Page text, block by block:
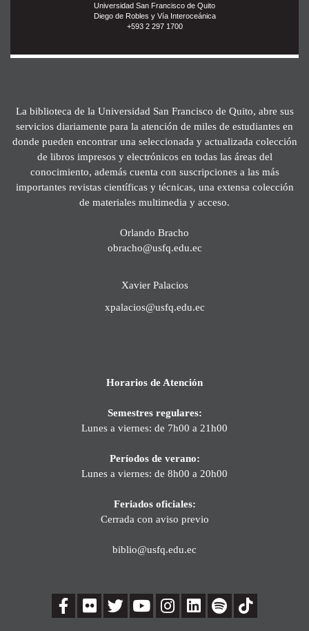
Universidad San Francisco de Quito
Diego de Robles y Vía Interoceánica
+593 2 297 1700
La biblioteca de la Universidad San Francisco de Quito, abre sus
servicios diariamente para la atención de miles de estudiantes en
donde pueden encontrar una seleccionada y actualizada colección
de libros impresos y electrónicos en todas las áreas del
conocimiento, además cuenta con suscripciones a las más
importantes revistas científicas y técnicas, una extensa colección
de materiales multimedia y acceso.
Orlando Bracho
obracho@usfq.edu.ec
Xavier Palacios
xpalacios@usfq.edu.ec
Horarios de Atención
Semestres regulares:
Lunes a viernes: de 7h00 a 21h00
Períodos de verano:
Lunes a viernes: de 8h00 a 20h00
Feriados oficiales:
Cerrada con aviso previo
biblio@usfq.edu.ec